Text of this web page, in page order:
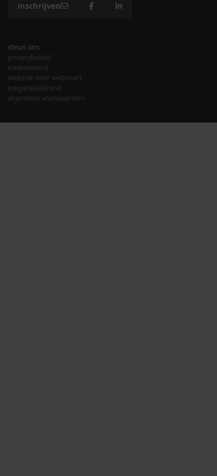
inschrijven
steun ons
privacybeleid
cookiebeleid
website door webreact
toegankelijkheid
algemene voorwaarden